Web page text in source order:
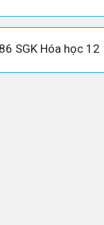
SGK Hóa học 12